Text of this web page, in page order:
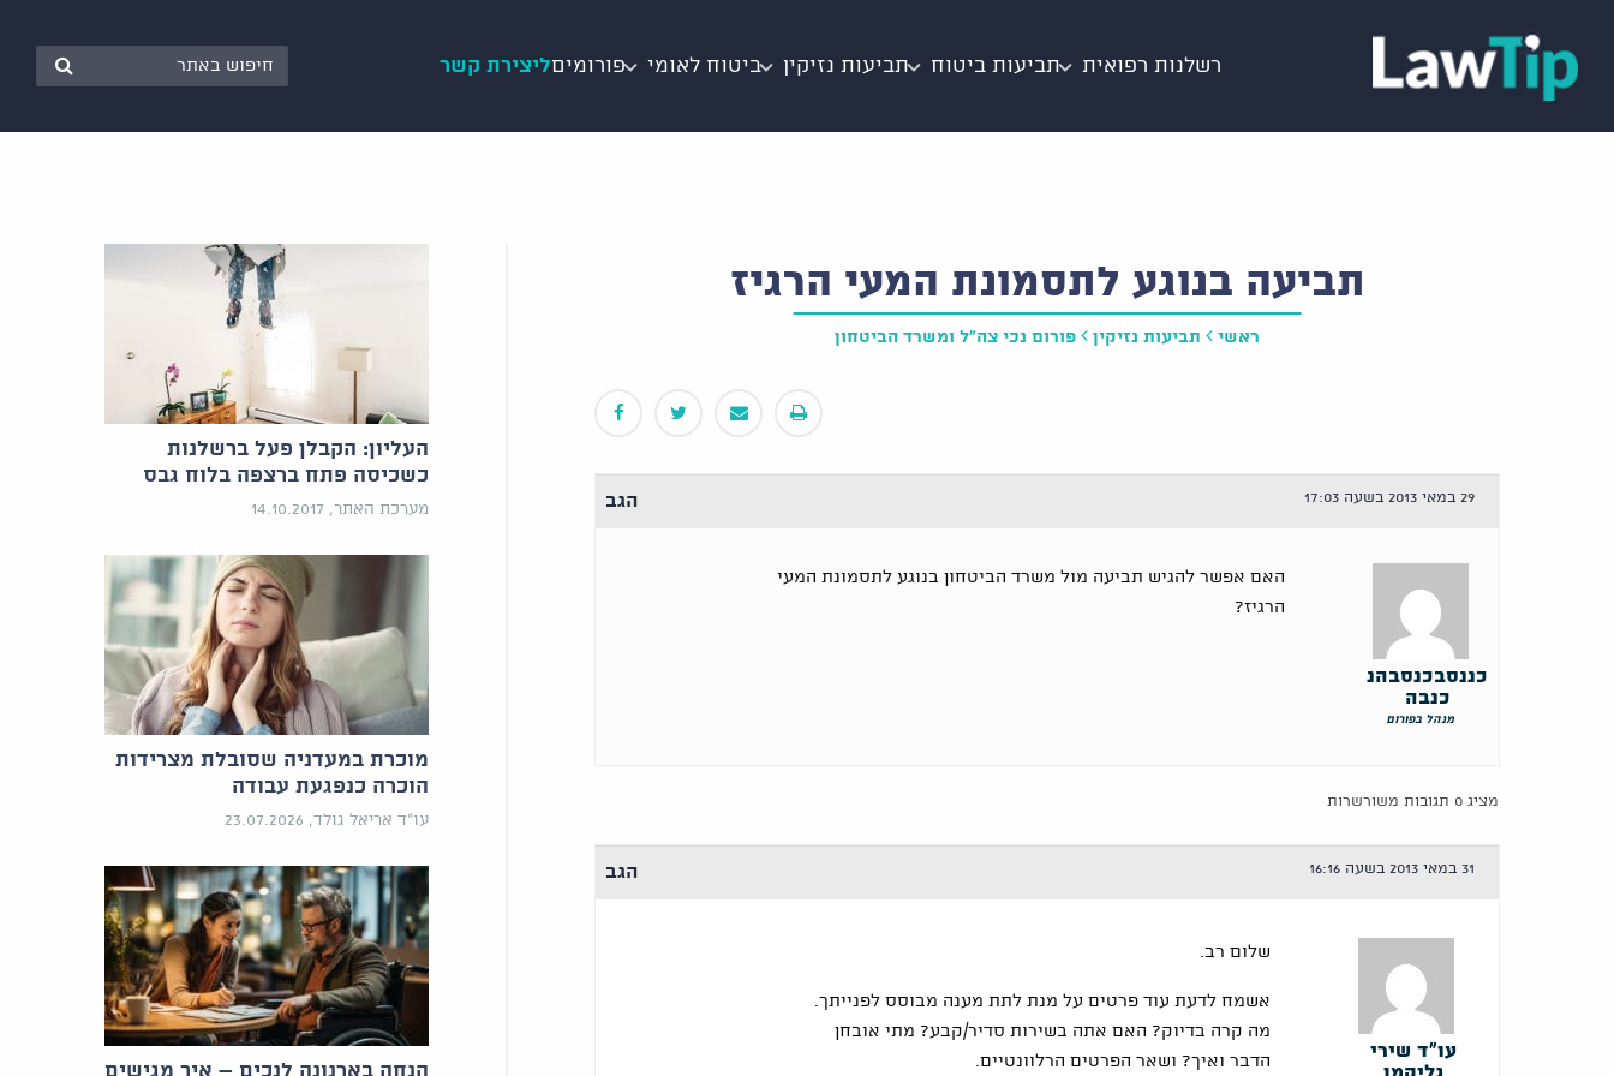
רשלנות רפואית תביעות ביטוח תביעות נזיקין ביטוח לאומי פורומיםליצירת קשר
תביעה בנוגע לתסמונת המעי הרגיז
ראשי תביעות נזיקין פורום נכי צה"ל ומשרד הביטחון
29 במאי 2013 בשעה 17:03 הגב
כננסבכנסבהנ
כנבה
מנהל בפורום
האם אפשר להגיש תביעה מול משרד הביטחון בנוגע לתסמונת המעי
הרגיז?
מציג 0 תגובות משורשרות
31 במאי 2013 בשעה 16:16 הגב
עו"ד שירי
שלום רב.
אשמח לדעת עוד פרטים על מנת לתת מענה מבוסס לפנייתך.
מה קרה בדיוק? האם אתה בשירות סדיר/קבע? מתי אובחן
הדבר ואיך? ושאר הפרטים הרלוונטיים.
העליון: הקבלן פעל ברשלנות
כשכיסה פתח ברצפה בלוח גבס
מערכת האתר, 14.10.2017
מוכרת במעדניה שסובלת מצרידות
הוכרה כנפגעת עבודה
עו"ד אריאל גולד, 23.07.2026